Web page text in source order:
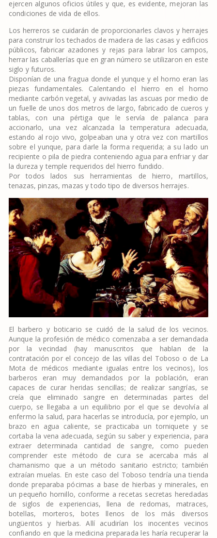
ejercen algunos oficios útiles y que, es evidente, mejoran las
condiciones de vida de ellos.
Los herreros se cuidarán de proporcionarles clavos y herrajes
para construir los techados de madera de las casas y edificios
públicos, fabricar azadones y rejas para labrar los campos,
herrar las caballerías que en gran número se utilizaron en este
siglo y futuros.
Disponían de una fragua donde el yunque y el horno eran las
piezas fundamentales. Calentando el hierro en el horno
mediante carbón vegetal, y avivadas las ascuas por medio de
un fuelle de unos dos metros de largo, fabricado de cueros y
tablas, con una pértiga que le servía de palanca para
accionarlo, una vez alcanzada la temperatura adecuada,
estando al rojo vivo, golpeaban una y otra vez con martillos
sobre el yunque, para darle la forma requerida; a su lado un
recipiente o pila de piedra conteniendo agua para enfriar y dar
la dureza y temple requeridos del hierro fundido.
Por todos lados sus herramientas de hierro, martillos,
tenazas, pinzas, mazas y todo tipo de diversos herrajes.
El barbero y boticario se cuidó de la salud de los vecinos.
Aunque la profesión de médico comenzaba a ser demandada
por la vecindad (hay manuscritos que hablan de la
contratación por el concejo de las villas del Toboso o de La
Mota de médicos mediante igualas entre los vecinos), los
barberos eran muy demandados por la población, eran
capaces de curar heridas sencillas; de realizar sangrías, se
creía que eliminado sangre en determinadas partes del
cuerpo, se llegaba a un equilibrio por el que se devolvía al
enfermo la salud, para hacerlas se introducía, por ejemplo, un
brazo en agua caliente, se practicaba un torniquete y se
cortaba la vena adecuada, según su saber y experiencia, para
extraer determinada cantidad de sangre, como pueden
comprender este método de cura se acercaba más al
chamanismo que a un método sanitario estricto; también
extraían muelas. En este caso del Toboso tendría una tienda
donde preparaba pócimas a base de hierbas y minerales, en
un pequeño hornillo, conforme a recetas secretas heredadas
de siglos de experiencias, llena de redomas, matraces,
botellas, morteros, botes llenos de los más diversos
ungüentos y hierbas. Allí acudirían los inocentes vecinos
confiando en que la medicina preparada les haría recuperar la